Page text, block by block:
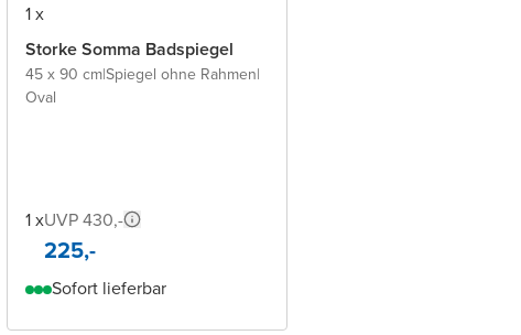
1 x
Storke Somma Badspiegel
45 x 90 cm|Spiegel ohne Rahmen|
Oval
1 xUVP 430,-
225,-
Sofort lieferbar